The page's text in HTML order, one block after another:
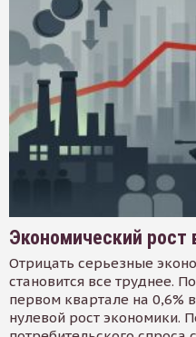
Экономический рост
Отрицать серьезные
становится все труднее.
первом квартале на 0,6%
нулевой рост экономики.